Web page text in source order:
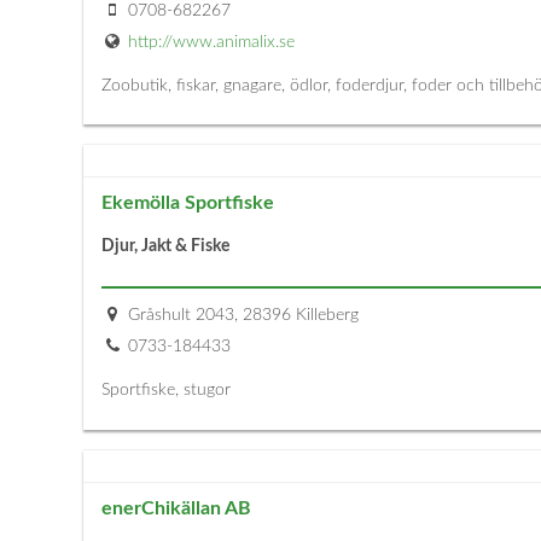
0708-682267
http://www.animalix.se
Zoobutik, fiskar, gnagare, ödlor, foderdjur, foder och
Ekemölla Sportfiske
Djur, Jakt & Fiske
Gråshult 2043, 28396 Killeberg
0733-184433
Sportfiske, stugor
enerChikällan AB